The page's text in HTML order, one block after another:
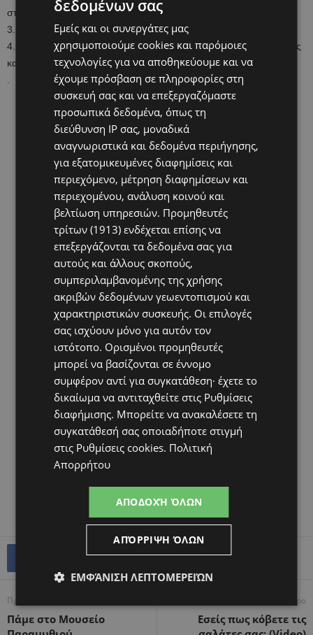
στη χαμηλή και μαγειρέψτε για 2 ώρες.
3. Ρυθμίστε τη γεύση.
4. Χρησιμοποιήστε αμέσως ή φυλάξτε σε αεροστεγή δοχεία για έως
και 6 μήνες στην κατάψυξη.
Προηγούμενο άρθρο
Πάμε στο Μουσείο
Επόμενο άρθρο
Εσείς πως κόβετε τις
δεδομένων σας
Εμείς και οι συνεργάτες μας
χρησιμοποιούμε cookies και παρόμοιες
τεχνολογίες για να αποθηκεύουμε και να
έχουμε πρόσβαση σε πληροφορίες στη
συσκευή σας και να επεξεργαζόμαστε
προσωπικά δεδομένα, όπως τη
διεύθυνση IP σας, μοναδικά
αναγνωριστικά και δεδομένα περιήγησης,
για εξατομικευμένες διαφημίσεις και
περιεχόμενο, μέτρηση διαφημίσεων και
περιεχομένου, ανάλυση κοινού και
βελτίωση υπηρεσιών. Προμηθευτές
τρίτων (1913) ενδέχεται επίσης να
επεξεργάζονται τα δεδομένα σας για
αυτούς και άλλους σκοπούς,
συμπεριλαμβανομένης της χρήσης
ακριβών δεδομένων γεωεντοπισμού και
χαρακτηριστικών συσκευής. Οι επιλογές
σας ισχύουν μόνο για αυτόν τον
ιστότοπο. Ορισμένοι προμηθευτές
μπορεί να βασίζονται σε έννομο
συμφέρον αντί για συγκατάθεση· έχετε το
δικαίωμα να αντιταχθείτε στις Ρυθμίσεις
διαφήμισης. Μπορείτε να ανακαλέσετε τη
συγκατάθεσή σας οποιαδήποτε στιγμή
στις Ρυθμίσεις cookies. Πολιτική
Απορρήτου
ΑΠΟΔΟΧΉ ΌΛΩΝ
ΑΠΌΡΡΙΨΗ ΌΛΩΝ
ΕΜΦΆΝΙΣΗ ΛΕΠΤΟΜΕΡΕΙΏΝ